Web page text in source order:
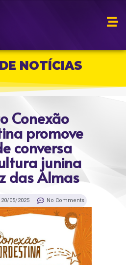
NOTÍCIAS
Conexão
promove
conversa
junina
das Almas
20/05/2025 No Comments